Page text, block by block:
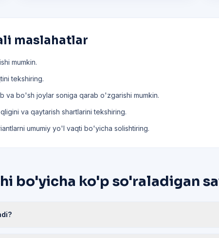
maslahatlar
mumkin.
tekshiring.
va bo'sh joylar soniga qarab o'zgarishi mumkin.
va qaytarish shartlarini tekshiring.
umumiy yo'l vaqti bo'yicha solishtiring.
bo'yicha ko'p so'raladigan